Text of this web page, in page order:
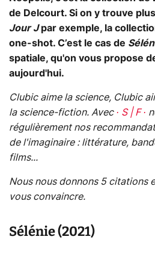
de Delcourt. Si on y trouve
Jour Jpar exemple, la
one-shot. C’est le cas de
spatiale, qu'on vous propose
aujourd'hui.
Clubic aime la science, Clubic
la science-fiction. Avec · S | F ·
régulièrement nos
de l'imaginaire : littérature,
films...
Nous nous donnons 5 citations
vous convaincre.
Sélénie (2021)